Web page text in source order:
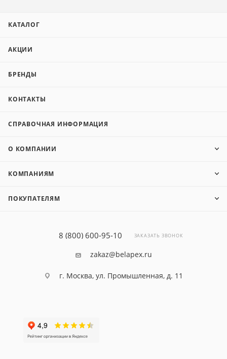
КАТАЛОГ
АКЦИИ
БРЕНДЫ
КОНТАКТЫ
СПРАВОЧНАЯ ИНФОРМАЦИЯ
О КОМПАНИИ
КОМПАНИЯМ
ПОКУПАТЕЛЯМ
8 (800) 600-95-10 ЗАКАЗАТЬ ЗВОНОК
zakaz@belapex.ru
г. Москва, ул. Промышленная, д. 11